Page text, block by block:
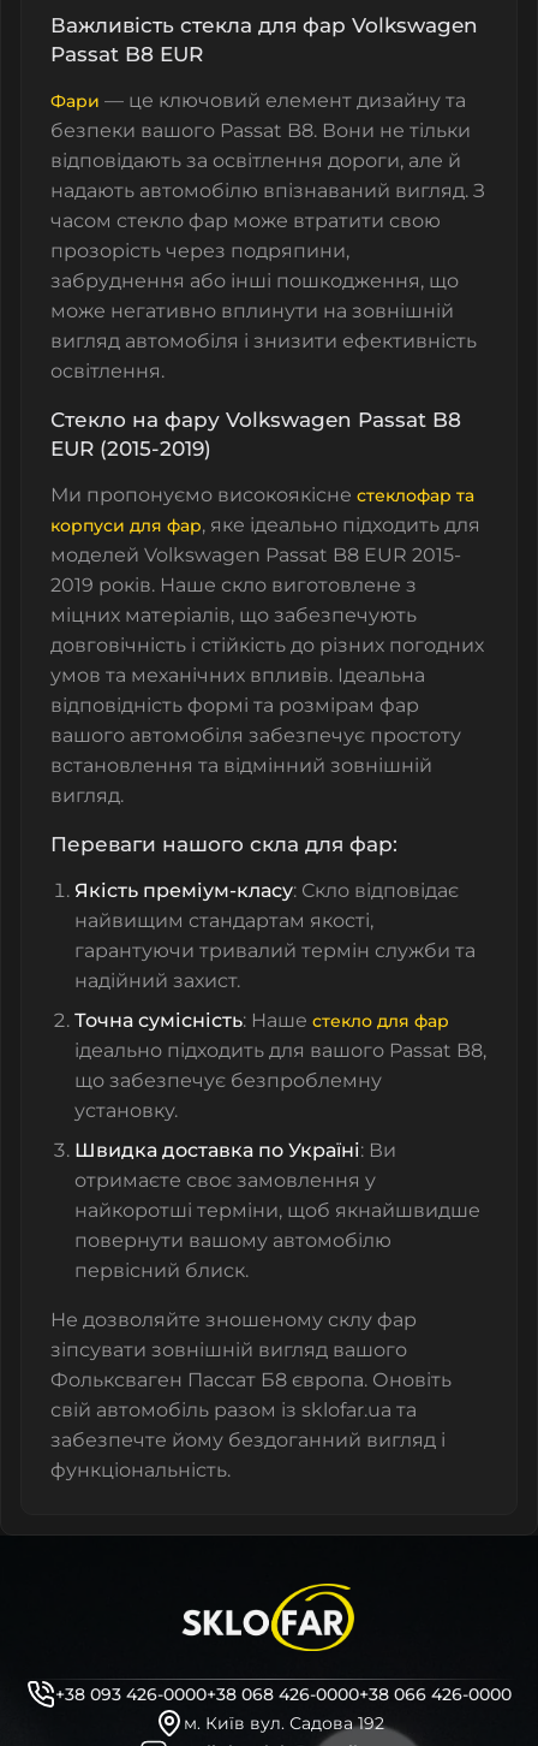
Важливість стекла для фар Volkswagen
Passat B8 EUR
Фари — це ключовий елемент дизайну та
безпеки вашого Passat B8. Вони не тільки
відповідають за освітлення дороги, але й
надають автомобілю впізнаваний вигляд. З
часом стекло фар може втратити свою
прозорість через подряпини,
забруднення або інші пошкодження, що
може негативно вплинути на зовнішній
вигляд автомобіля і знизити ефективність
освітлення.
Стекло на фару Volkswagen Passat B8
EUR (2015-2019)
Ми пропонуємо високоякісне стеклофар та
корпуси для фар, яке ідеально підходить для
моделей Volkswagen Passat B8 EUR 2015-
2019 років. Наше скло виготовлене з
міцних матеріалів, що забезпечують
довговічність і стійкість до різних погодних
умов та механічних впливів. Ідеальна
відповідність формі та розмірам фар
вашого автомобіля забезпечує простоту
встановлення та відмінний зовнішній
вигляд.
Переваги нашого скла для фар:
Якість преміум-класу: Скло відповідає
найвищим стандартам якості,
гарантуючи тривалий термін служби та
надійний захист.
Точна сумісність: Наше стекло для фар
ідеально підходить для вашого Passat B8,
що забезпечує безпроблемну
установку.
Швидка доставка по Україні: Ви
отримаєте своє замовлення у
найкоротші терміни, щоб якнайшвидше
повернути вашому автомобілю
первісний блиск.
Не дозволяйте зношеному склу фар
зіпсувати зовнішній вигляд вашого
Фольксваген Пассат Б8 європа. Оновіть
свій автомобіль разом із sklofar.ua та
забезпечте йому бездоганний вигляд і
функціональність.
+38 093 426-0000+38 068 426-0000+38 066 426-0000
м. Київ вул. Садова 192